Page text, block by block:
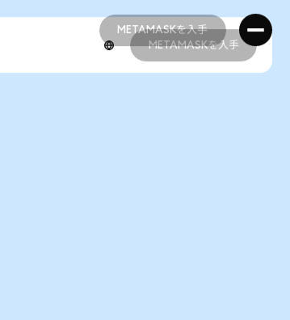
METAMASKを入手
METAMASKを入手
METAMASKを入手